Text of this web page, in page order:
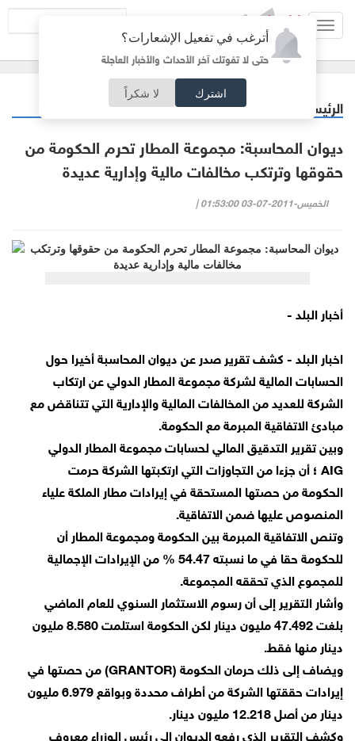
أترغب في تفعيل الإشعارات؟
حتى لا تفوتك آخر الأحداث والأخبار العاجلة
اشترك لا شكراً
الرئيسية
ديوان المحاسبة: مجموعة المطار تحرم الحكومة من
حقوقها وترتكب مخالفات مالية وإدارية عديدة
الخميس-2011-07-03 01:53:00 |
أخبار البلد -
اخبار البلد - كشف تقرير صدر عن ديوان المحاسبة أخيرا حول
الحسابات المالية لشركة مجموعة المطار الدولي عن ارتكاب
الشركة للعديد من المخالفات المالية والإدارية التي تتناقض مع
مبادئ الاتفاقية المبرمة مع الحكومة.
وبين تقرير التدقيق المالي لحسابات مجموعة المطار الدولي
AIG ؛ أن جزءا من التجاوزات التي ارتكبتها الشركة حرمت
الحكومة من حصتها المستحقة في إيرادات مطار الملكة علياء
المنصوص عليها ضمن الاتفاقية.
وتنص الاتفاقية المبرمة بين الحكومة ومجموعة المطار أن
للحكومة حقا في ما نسبته 54.47 % من الإيرادات الإجمالية
للمجموع الذي تحققه المجموعة.
وأشار التقرير إلى أن رسوم الاستثمار السنوي للعام الماضي
بلغت 47.492 مليون دينار لكن الحكومة استلمت 8.580 مليون
دينار منها فقط.
ويضاف إلى ذلك حرمان الحكومة (GRANTOR) من حصتها في
إيرادات حققتها الشركة من أطراف محددة وبواقع 6.979 مليون
دينار من أصل 12.218 مليون دينار.
وكشف التقرير الذي رفعه الديوان إلى رئيس الوزراء معروف